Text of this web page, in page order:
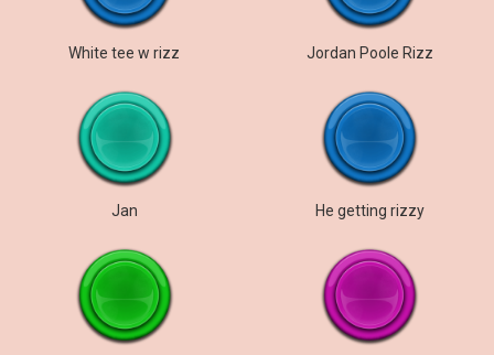
White tee w rizz Jordan Poole Rizz
Jan He getting rizzy